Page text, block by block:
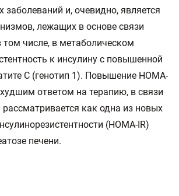
заболеваний и, очевидно, является
лежащих в основе связи
числе, в метаболическом
к инсулину с повышенной
С (генотип 1). Повышение HOMA-
ответом на терапию, в связи
как одна из новых
(HOMA-IR)
печени.